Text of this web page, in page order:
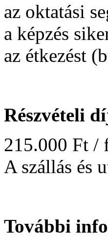
az oktatási
a képzés
az étkezést
Részvételi
215.000 Ft /
A szállás és
További